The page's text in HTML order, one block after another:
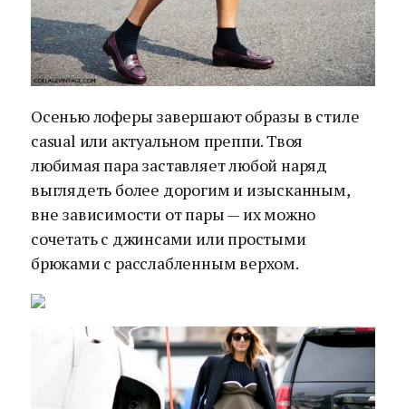
Осенью лоферы завершают образы в стиле
casual или актуальном преппи. Твоя
любимая пара заставляет любой наряд
выглядеть более дорогим и изысканным,
вне зависимости от пары — их можно
сочетать с джинсами или простыми
брюками с расслабленным верхом.